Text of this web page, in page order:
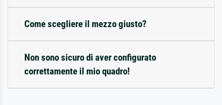
Come scegliere il mezzo giusto?
Non sono sicuro di aver configurato
correttamente il mio quadro!